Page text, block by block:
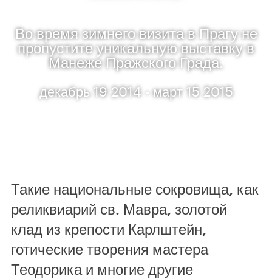
Во время зимнего визита в Прагу не
пропустите уникальную выставку в
Манеже Пражского Града.
декабрь 19 2014 - март 15 2015
Такие национальные сокровища, как
реликвиарий св. Мавра, золотой
клад из крепости Карлштейн,
готические творения мастера
Теодорика и многие другие